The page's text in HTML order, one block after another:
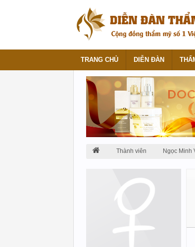
Thành viên Ngọc Minh
TRANG CHỦ DIỄN ĐÀN